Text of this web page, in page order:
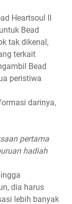
Heartsoul II
Bead
tak dikenal,
terkait
Bead
peristiwa
darinya,
pertama
hadiah
dia harus
lebih banyak